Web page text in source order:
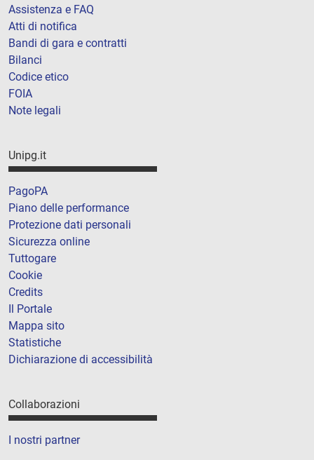
Assistenza e FAQ
Atti di notifica
Bandi di gara e contratti
Bilanci
Codice etico
FOIA
Note legali
Unipg.it
PagoPA
Piano delle performance
Protezione dati personali
Sicurezza online
Tuttogare
Cookie
Credits
Il Portale
Mappa sito
Statistiche
Dichiarazione di accessibilità
Collaborazioni
I nostri partner